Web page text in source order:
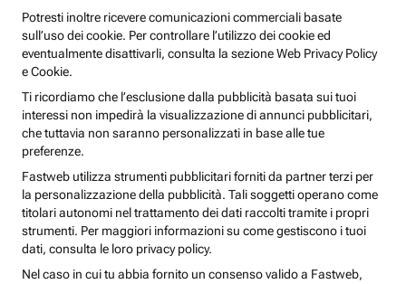
Potresti inoltre ricevere comunicazioni commerciali basate
sull’uso dei cookie. Per controllare l’utilizzo dei cookie ed
eventualmente disattivarli, consulta la sezione Web Privacy Policy
e Cookie.
Ti ricordiamo che l’esclusione dalla pubblicità basata sui tuoi
interessi non impedirà la visualizzazione di annunci pubblicitari,
che tuttavia non saranno personalizzati in base alle tue
preferenze.
Fastweb utilizza strumenti pubblicitari forniti da partner terzi per
la personalizzazione della pubblicità. Tali soggetti operano come
titolari autonomi nel trattamento dei dati raccolti tramite i propri
strumenti. Per maggiori informazioni su come gestiscono i tuoi
dati, consulta le loro privacy policy.
Nel caso in cui tu abbia fornito un consenso valido a Fastweb,